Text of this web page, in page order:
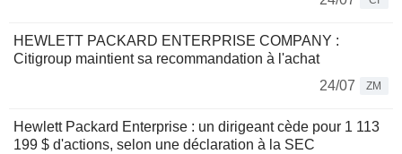
HEWLETT PACKARD ENTERPRISE COMPANY :
Citigroup maintient sa recommandation à l'achat
24/07
ZM
Hewlett Packard Enterprise : un dirigeant cède pour 1 113
199 $ d'actions, selon une déclaration à la SEC